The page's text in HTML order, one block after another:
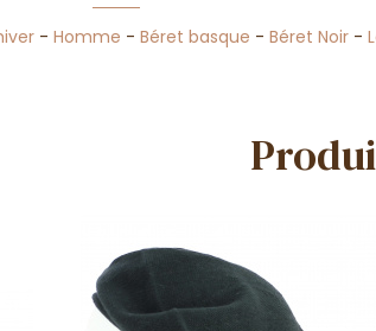
- Homme - Béret basque - Béret Noir-